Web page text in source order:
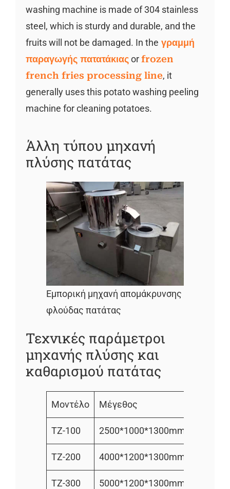
washing machine is made of 304 stainless
steel, which is sturdy and durable, and the
fruits will not be damaged. In the γραμμή
παραγωγής πατατάκιαςorfrozen
french fries processing line, it
generally uses this potato washing peeling
machine for cleaning potatoes.
Άλλη τύπου μηχανή
πλύσης πατάτας
Εμπορική μηχανή απομάκρυνσης
φλούδας πατάτας
Τεχνικές παράμετροι
μηχανής πλύσης και
καθαρισμού πατάτας
Μοντέλο Μέγεθος
TZ-100 2500*1000*1300mm
TZ-200 4000*1200*1300mm
TZ-300 5000*1200*1300mm